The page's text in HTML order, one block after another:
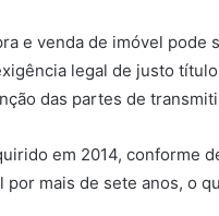
e venda de imóvel pode
legal de justo
das partes de
em 2014, conforme
mais de sete anos, o